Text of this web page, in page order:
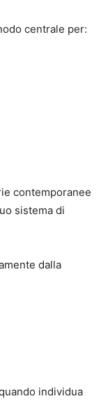
centrale per:
contemporanee
sistema di
dalla
individua